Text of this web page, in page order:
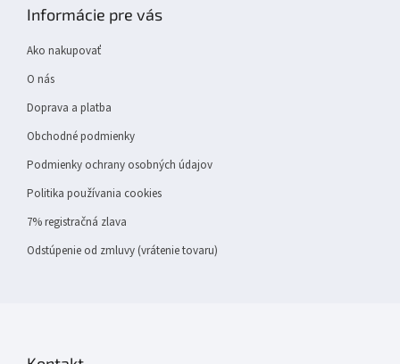
Informácie pre vás
Ako nakupovať
O nás
Doprava a platba
Obchodné podmienky
Podmienky ochrany osobných údajov
Politika používania cookies
7% registračná zlava
Odstúpenie od zmluvy (vrátenie tovaru)